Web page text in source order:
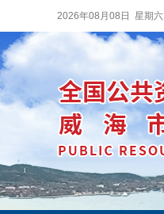
2026年08月08日 星期六